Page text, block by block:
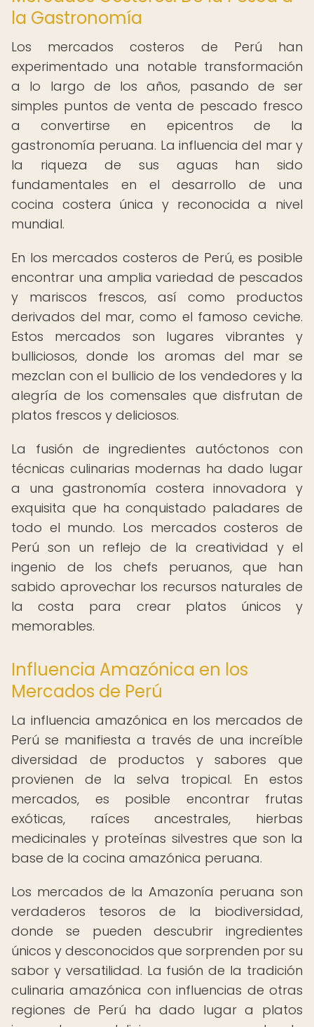
la Gastronomía
Los mercados costeros de Perú han
experimentado una notable transformación
a lo largo de los años, pasando de ser
simples puntos de venta de pescado fresco
a convertirse en epicentros de la
gastronomía peruana. La influencia del mar y
la riqueza de sus aguas han sido
fundamentales en el desarrollo de una
cocina costera única y reconocida a nivel
mundial.
En los mercados costeros de Perú, es posible
encontrar una amplia variedad de pescados
y mariscos frescos, así como productos
derivados del mar, como el famoso ceviche.
Estos mercados son lugares vibrantes y
bulliciosos, donde los aromas del mar se
mezclan con el bullicio de los vendedores y la
alegría de los comensales que disfrutan de
platos frescos y deliciosos.
La fusión de ingredientes autóctonos con
técnicas culinarias modernas ha dado lugar
a una gastronomía costera innovadora y
exquisita que ha conquistado paladares de
todo el mundo. Los mercados costeros de
Perú son un reflejo de la creatividad y el
ingenio de los chefs peruanos, que han
sabido aprovechar los recursos naturales de
la costa para crear platos únicos y
memorables.
Influencia Amazónica en los
Mercados de Perú
La influencia amazónica en los mercados de
Perú se manifiesta a través de una increíble
diversidad de productos y sabores que
provienen de la selva tropical. En estos
mercados, es posible encontrar frutas
exóticas, raíces ancestrales, hierbas
medicinales y proteínas silvestres que son la
base de la cocina amazónica peruana.
Los mercados de la Amazonía peruana son
verdaderos tesoros de la biodiversidad,
donde se pueden descubrir ingredientes
únicos y desconocidos que sorprenden por su
sabor y versatilidad. La fusión de la tradición
culinaria amazónica con influencias de otras
regiones de Perú ha dado lugar a platos